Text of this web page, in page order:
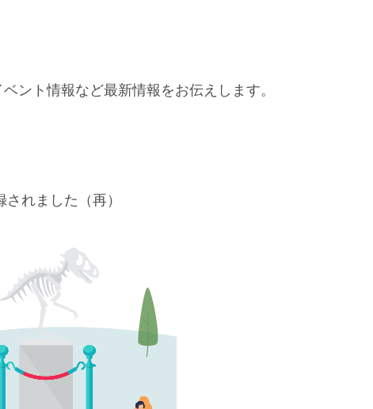
ント情報など最新情報をお伝えします。
れました（再）